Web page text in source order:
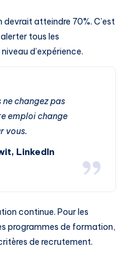
atteindre 70%. C’est
tous les
d’expérience.
ne changez pas
emploi change
vous.
LinkedIn
continue. Pour les
programmes de formation,
de recrutement.